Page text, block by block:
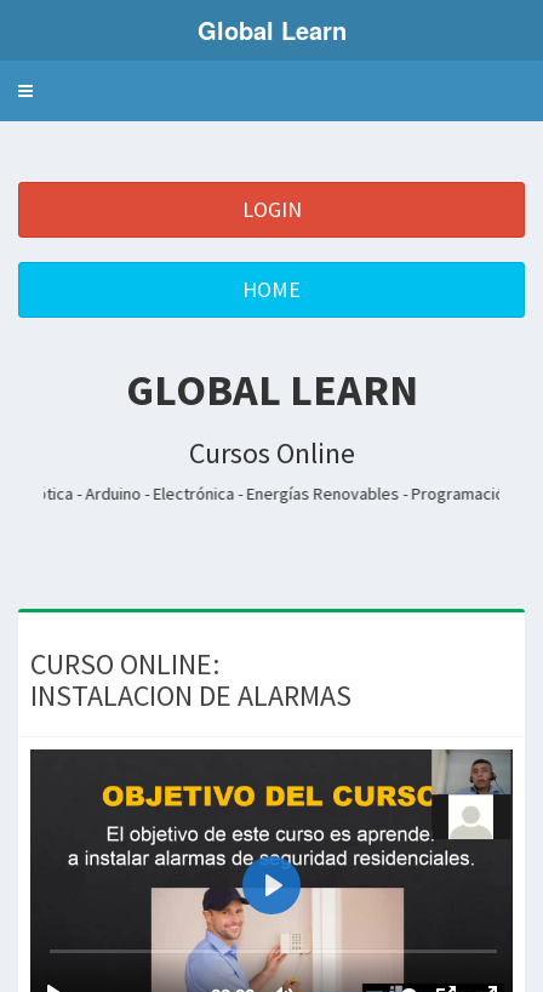
Global Learn
Toggle
LOGIN
HOME
GLOBAL LEARN
Cursos Online
- Electrónica - Energías Renovables - Programación - Inglés -
CURSO ONLINE:
INSTALACION DE ALARMAS